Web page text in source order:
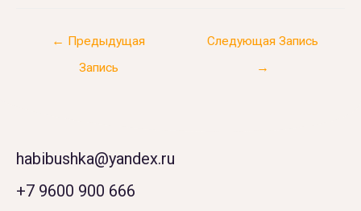
← Предыдущая
Запись
Следующая Запись
→
habibushka@yandex.ru
+7 9600 900 666